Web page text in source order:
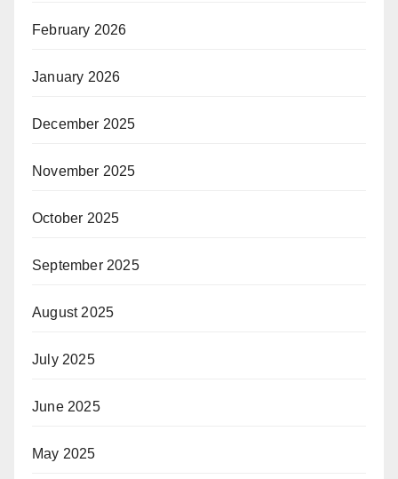
February 2026
January 2026
December 2025
November 2025
October 2025
September 2025
August 2025
July 2025
June 2025
May 2025